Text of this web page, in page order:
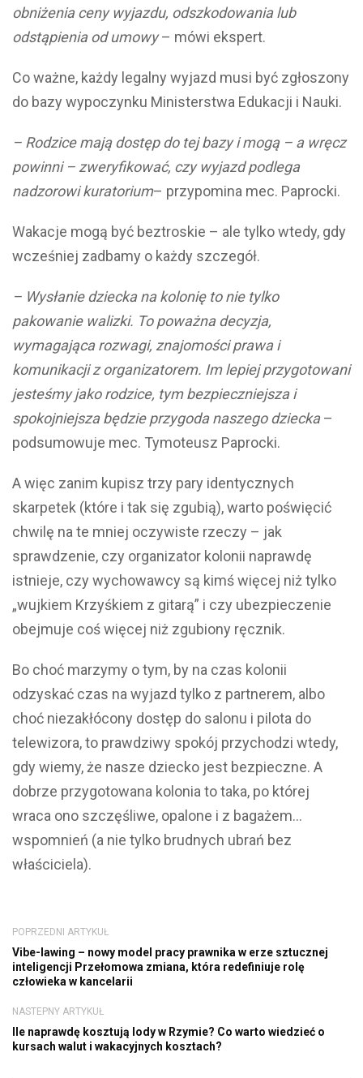
obniżenia ceny wyjazdu, odszkodowania lub
odstąpienia od umowy– mówi ekspert.
Co ważne, każdy legalny wyjazd musi być zgłoszony
do bazy wypoczynku Ministerstwa Edukacji i Nauki.
– Rodzice mają dostęp do tej bazy i mogą – a wręcz
powinni – zweryfikować, czy wyjazd podlega
nadzorowi kuratorium– przypomina mec. Paprocki.
Wakacje mogą być beztroskie – ale tylko wtedy, gdy
wcześniej zadbamy o każdy szczegół.
– Wysłanie dziecka na kolonię to nie tylko
pakowanie walizki. To poważna decyzja,
wymagająca rozwagi, znajomości prawa i
komunikacji z organizatorem. Im lepiej przygotowani
jesteśmy jako rodzice, tym bezpieczniejsza i
spokojniejsza będzie przygoda naszego dziecka–
podsumowuje mec. Tymoteusz Paprocki.
A więc zanim kupisz trzy pary identycznych
skarpetek (które i tak się zgubią), warto poświęcić
chwilę na te mniej oczywiste rzeczy – jak
sprawdzenie, czy organizator kolonii naprawdę
istnieje, czy wychowawcy są kimś więcej niż tylko
„wujkiem Krzyśkiem z gitarą” i czy ubezpieczenie
obejmuje coś więcej niż zgubiony ręcznik.
Bo choć marzymy o tym, by na czas kolonii
odzyskać czas na wyjazd tylko z partnerem, albo
choć niezakłócony dostęp do salonu i pilota do
telewizora, to prawdziwy spokój przychodzi wtedy,
gdy wiemy, że nasze dziecko jest bezpieczne. A
dobrze przygotowana kolonia to taka, po której
wraca ono szczęśliwe, opalone i z bagażem…
wspomnień (a nie tylko brudnych ubrań bez
właściciela).
POPRZEDNI ARTYKUŁ
Vibe-lawing – nowy model pracy prawnika w erze sztucznej
inteligencji Przełomowa zmiana, która redefiniuje rolę
człowieka w kancelarii
NASTEPNY ARTYKUŁ
Ile naprawdę kosztują lody w Rzymie? Co warto wiedzieć o
kursach walut i wakacyjnych kosztach?